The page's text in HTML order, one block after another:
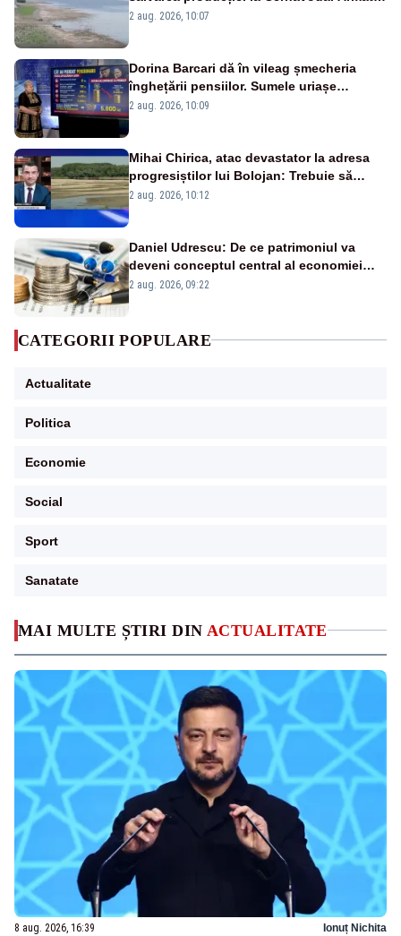
MAI MULTE ȘTIRI DIN ACTUALITATE
8 aug. 2026, 16:39 Ionuț Nichita
va detona o stâncă și va devia apa
2 aug. 2026, 10:07
Dorina Barcari dă în vileag șmecheria
înghețării pensiilor. Sumele uriașe
pierdute de fiecare român
2 aug. 2026, 10:09
Mihai Chirica, atac devastator la adresa
progresiștilor lui Bolojan: Trebuie să
protejăm și natura, dar nu șținem omaneii
2 aug. 2026, 10:12
Daniel Udrescu: De ce patrimoniul va
deveni conceptul central al economiei
viitoare?
2 aug. 2026, 09:22
CATEGORII POPULARE
Actualitate
Politica
Economie
Social
Sport
Sanatate